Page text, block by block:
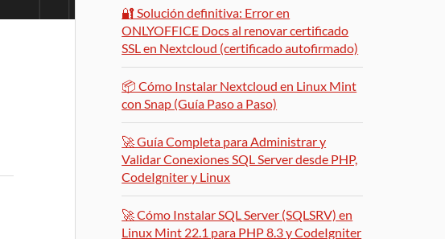
🔐 Solución definitiva: Error en
ONLYOFFICE Docs al renovar certificado
SSL en Nextcloud (certificado autofirmado)
📦 Cómo Instalar Nextcloud en Linux Mint
con Snap (Guía Paso a Paso)
🚀 Guía Completa para Administrar y
Validar Conexiones SQL Server desde PHP,
CodeIgniter y Linux
🚀 Cómo Instalar SQL Server (SQLSRV) en
Linux Mint 22.1 para PHP 8.3 y CodeIgniter